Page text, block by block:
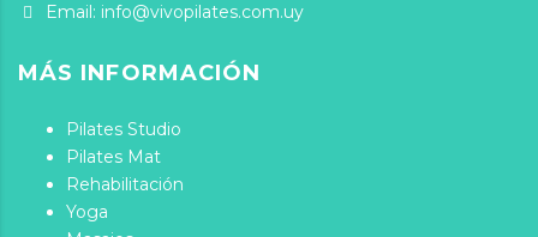
Email: info@vivopilates.com.uy
MÁS INFORMACIÓN
Pilates Studio
Pilates Mat
Rehabilitación
Yoga